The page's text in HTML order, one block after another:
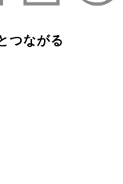
つながる